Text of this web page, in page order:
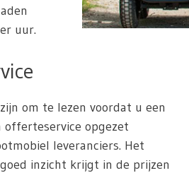
uur.
om te lezen voordat u een
offerteservice opgezet
leveranciers. Het
inzicht krijgt in de prijzen